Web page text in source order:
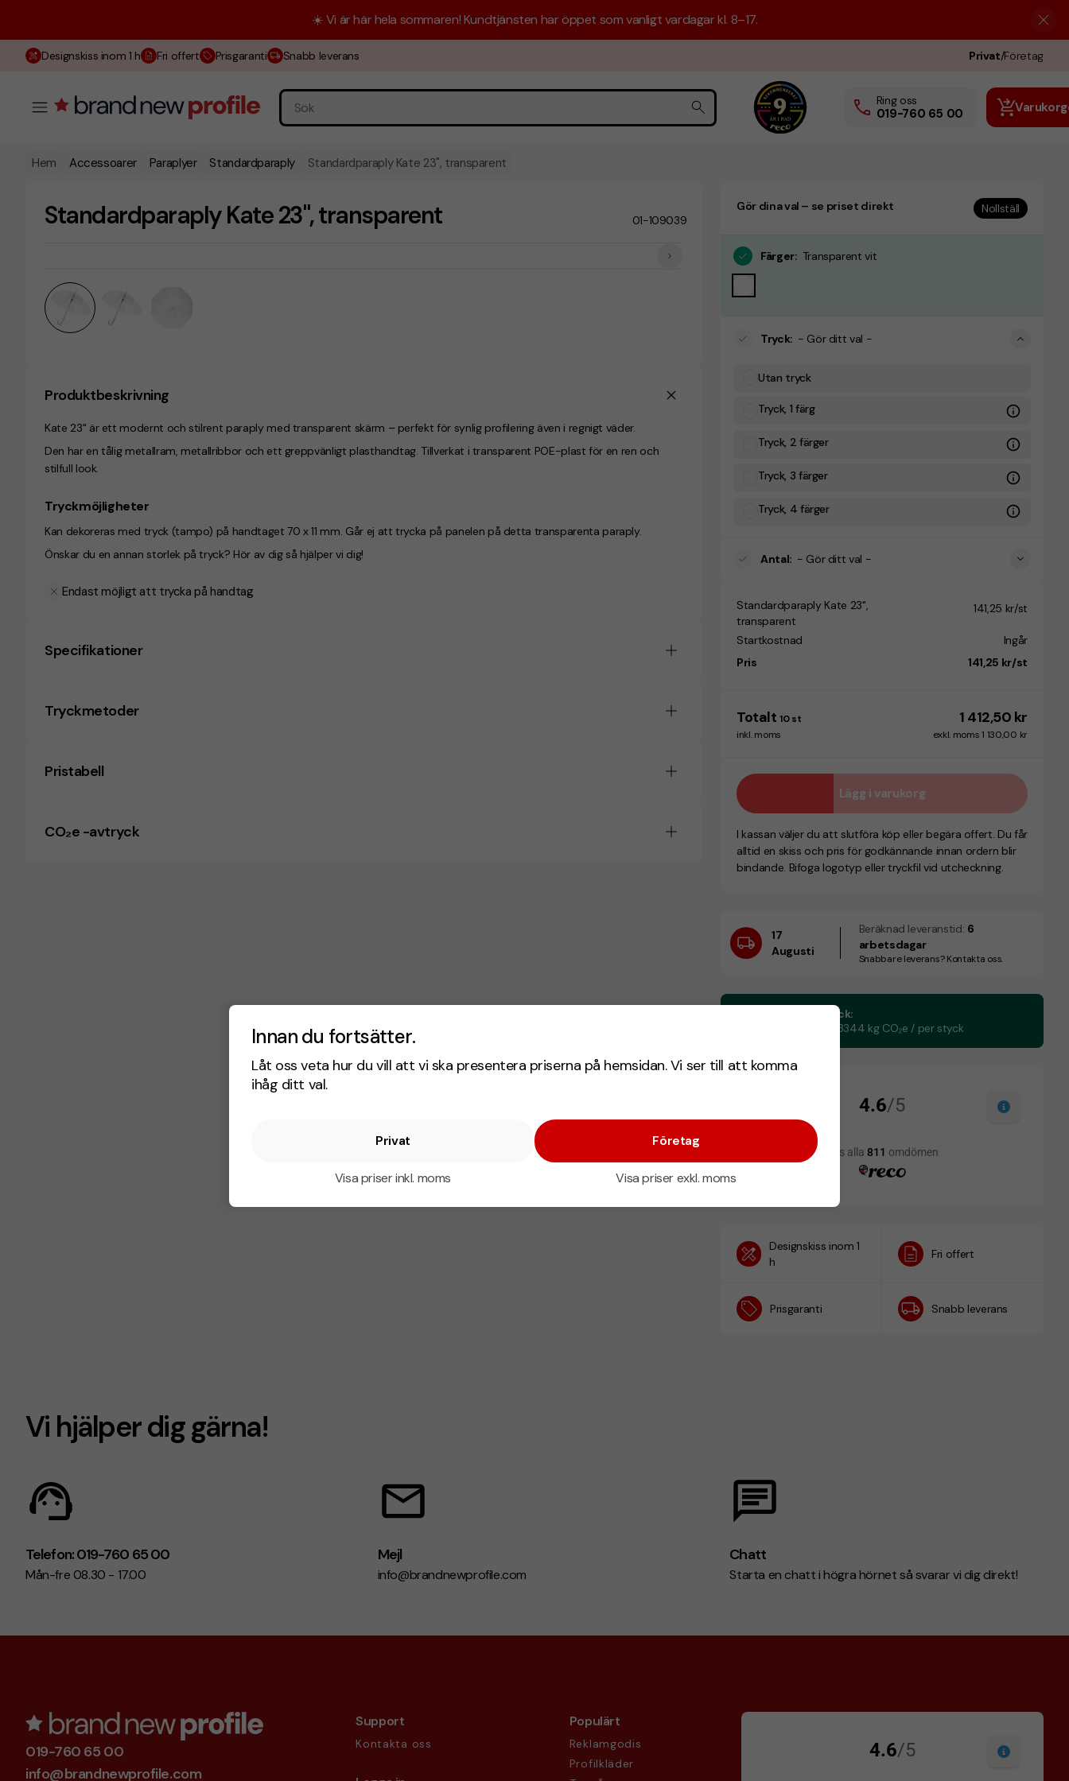
Innan du fortsätter.
Låt oss veta hur du vill att vi ska presentera priserna på hemsidan. Vi ser till att komma
ihåg ditt val.
Privat
Visa priser inkl. moms
Företag
Visa priser exkl. moms
☀️ Vi är här hela sommaren! Kundtjänsten har öppet som vanligt vardagar kl. 8–17.
Designskiss inom 1 h Fri offert Prisgaranti Snabb leverans Privat/Företag
Ring oss
019-760 65 00
Hem Accessoarer Paraplyer Standardparaply Standardparaply Kate 23", transparent
Standardparaply Kate 23", transparent 01-109039
Produktbeskrivning
Kate 23" är ett modernt och stilrent paraply med transparent skärm – perfekt för synlig profilering även i regnigt väder.
Den har en tålig metallram, metallribbor och ett greppvänligt plasthandtag. Tillverkat i transparent POE-plast för en ren och
stilfull look.
Tryckmöjligheter
Kan dekoreras med tryck (tampo) på handtaget 70 x 11 mm. Går ej att trycka på panelen på detta transparenta paraply.
Önskar du en annan storlek på tryck? Hör av dig så hjälper vi dig!
Endast möjligt att trycka på handtag
Specifikationer
Tryckmetoder
Pristabell
CO₂e -avtryck
Gör dina val – se priset direkt Nollställ
Färger: Transparent vit
Tryck: - Gör ditt val -
Utan tryck
Tryck, 1 färg
Tryck, 2 färger
Tryck, 3 färger
Tryck, 4 färger
Antal: - Gör ditt val -
Standardparaply Kate 23",
transparent
141,25 kr/st
Startkostnad
Ingår
Pris
141,25 kr/st
Totalt 10 st 1 412,50 kr
inkl. moms exkl. moms 1 130,00 kr
Lägg i varukorg
I kassan väljer du att slutföra köp eller begära offert. Du får
alltid en skiss och pris för godkännande innan ordern blir
bindande. Bifoga logotyp eller tryckfil vid utcheckning.
17
Augusti
Beräknad leveranstid: 6
arbetsdagar
Snabbare leverans? Kontakta oss.
CO₂e -avtryck:
1,71613542463344 kg CO₂e / per styck
Designskiss inom 1
h
Fri offert
Prisgaranti Snabb leverans
Vi hjälper dig gärna!
Telefon: 019-760 65 00
Mån-fre 08.30 - 17.00
Mejl
info@brandnewprofile.com
Chatt
Starta en chatt i högra hörnet så svarar vi dig direkt!
019-760 65 00
info@brandnewprofile.com
Support
Kontakta oss
Populärt
Reklamgodis
Profilkläder